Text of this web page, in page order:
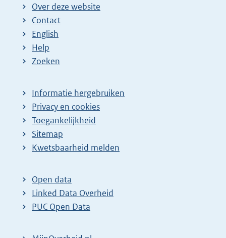
Over deze website
Contact
English
Help
Zoeken
Informatie hergebruiken
Privacy en cookies
Toegankelijkheid
Sitemap
Kwetsbaarheid melden
Open data
Linked Data Overheid
PUC Open Data